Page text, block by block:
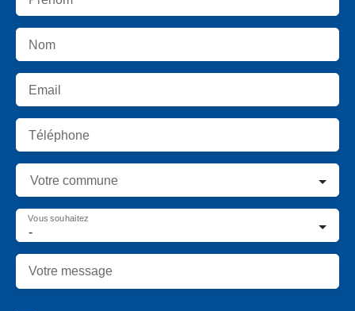
Nom
Email
Téléphone
Votre commune
-
Vous souhaitez
Votre message